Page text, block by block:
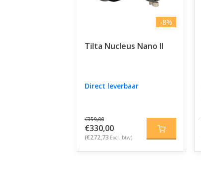
-8%
Tilta Nucleus Nano II
Direct leverbaar
€359,00
€330,00
(€272,73 Excl. btw)